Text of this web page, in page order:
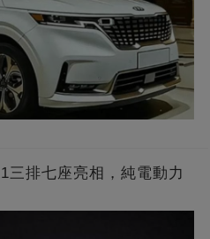
三排七座亮相，純電動力